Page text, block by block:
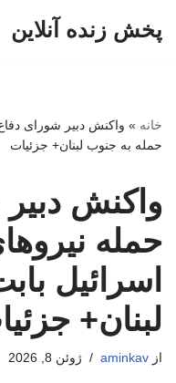
پخش زنده آنلاین
خانه » واکنش دبیر شورای
حمله به جنوب لبنان+ جزئیات
واکنش
حمله
اسرائیل
لبنان+
از aminkav ژوئن 8, 2026